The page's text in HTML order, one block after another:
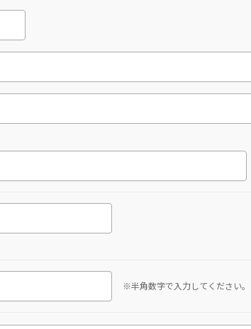
※半角数字で入力してください。